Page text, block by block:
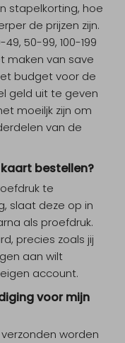
stapelkorting, hoe
de prijzen zijn.
50-99, 100-199
maken van save
budget voor de
geld uit te geven
moeiljk zijn om
van de
bestellen?
te
slaat deze op in
als proefdruk.
precies zoals jij
aan wilt
account.
voor mijn
worden